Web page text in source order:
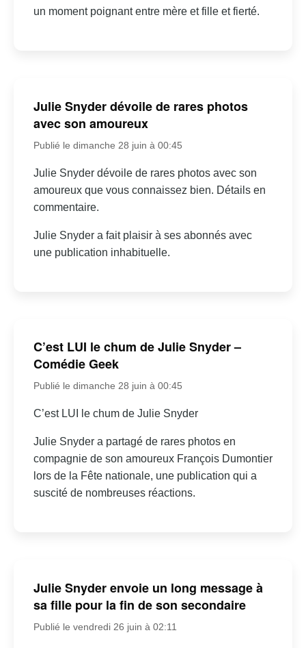
un moment poignant entre mère et fille et fierté.
Julie Snyder dévoile de rares photos
avec son amoureux
Publié le dimanche 28 juin à 00:45
Julie Snyder dévoile de rares photos avec son
amoureux que vous connaissez bien. Détails en
commentaire.
Julie Snyder a fait plaisir à ses abonnés avec
une publication inhabituelle.
C’est LUI le chum de Julie Snyder –
Comédie Geek
Publié le dimanche 28 juin à 00:45
C’est LUI le chum de Julie Snyder
Julie Snyder a partagé de rares photos en
compagnie de son amoureux François Dumontier
lors de la Fête nationale, une publication qui a
suscité de nombreuses réactions.
Julie Snyder envoie un long message à
sa fille pour la fin de son secondaire
Publié le vendredi 26 juin à 02:11